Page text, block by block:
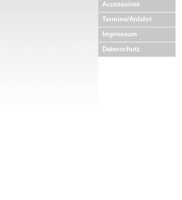
Accessoires
Termine/Anfahrt
Impressum
Datenschutz